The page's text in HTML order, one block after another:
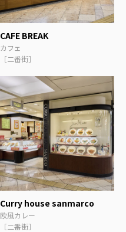
CAFE BREAK
カフェ
［二番街］
Curry house sanmarco
欧風カレー
［二番街］